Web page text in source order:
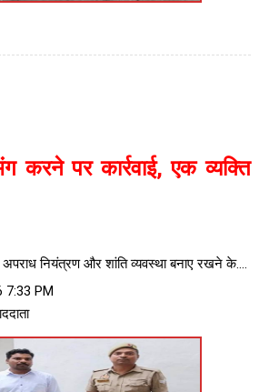
करने पर कार्रवाई, एक व्यक्ति
नियंत्रण और शांति व्यवस्था बनाए रखने के....
7:33 PM